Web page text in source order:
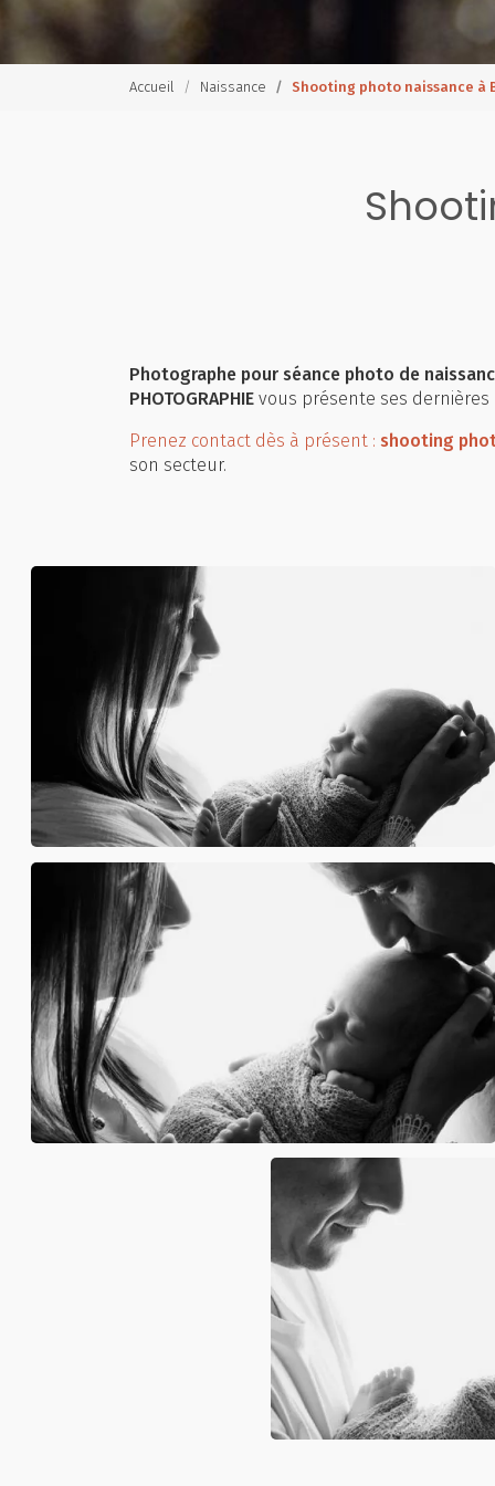
Accueil Naissance Shooting photo naissance à
Photographe pour séance photo de
PHOTOGRAPHIE vous présente ses dernières
Prenez contact dès à présent : shooting
son secteur.